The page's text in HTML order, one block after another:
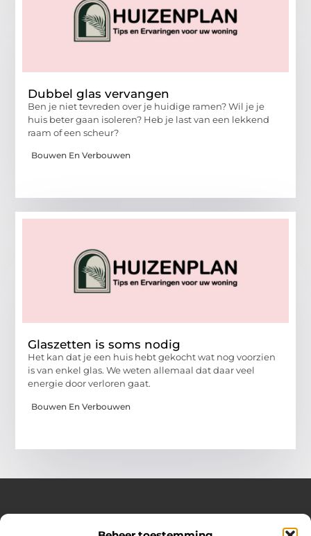
Dubbel glas vervangen
Ben je niet tevreden over je huidige ramen? Wil je je
huis beter gaan isoleren? Heb je last van een lekkend
raam of een scheur?
Bouwen En Verbouwen
Glaszetten is soms nodig
Het kan dat je een huis hebt gekocht wat nog voorzien
is van enkel glas. We weten allemaal dat daar veel
energie door verloren gaat.
Bouwen En Verbouwen
Over Huizenplan